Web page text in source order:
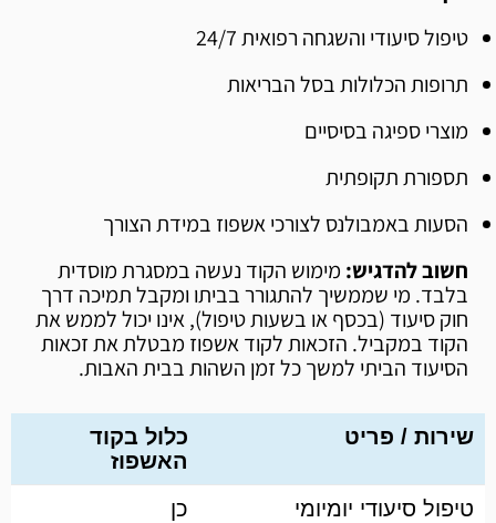
טיפול סיעודי והשגחה רפואית 24/7
תרופות הכלולות בסל הבריאות
מוצרי ספיגה בסיסיים
תספורת תקופתית
הסעות באמבולנס לצורכי אשפוז במידת הצורך
חשוב להדגיש: מימוש הקוד נעשה במסגרת מוסדית
בלבד. מי שממשיך להתגורר בביתו ומקבל תמיכה דרך
חוק סיעוד (בכסף או בשעות טיפול), אינו יכול לממש את
הקוד במקביל. הזכאות לקוד אשפוז מבטלת את זכאות
הסיעוד הביתי למשך כל זמן השהות בבית האבות.
שירות / פריט
כלול בקוד
האשפוז
טיפול סיעודי יומיומי
כן